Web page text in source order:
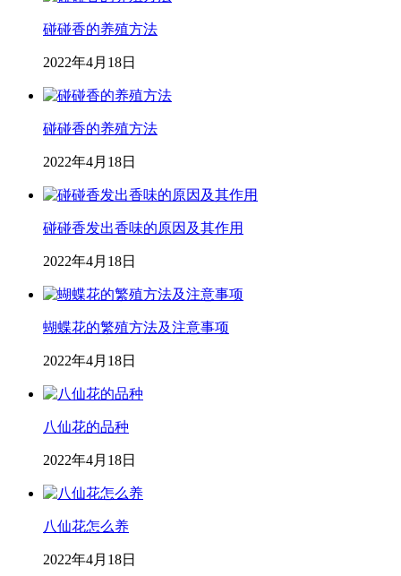
碰碰香的养殖方法
2022年4月18日
碰碰香的养殖方法
2022年4月18日
碰碰香发出香味的原因及其作用
2022年4月18日
蝴蝶花的繁殖方法及注意事项
2022年4月18日
八仙花的品种
2022年4月18日
八仙花怎么养
2022年4月18日